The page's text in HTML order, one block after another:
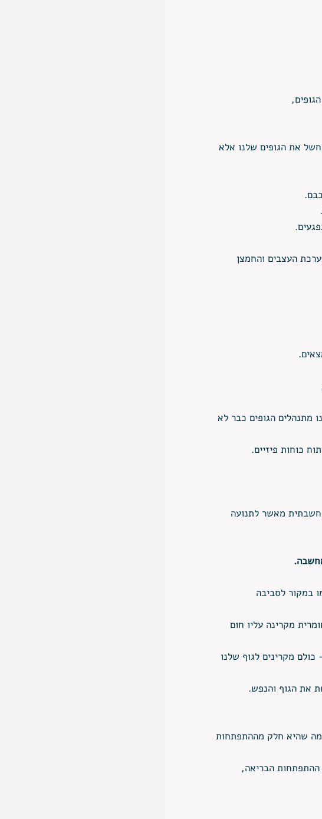
את הגופים שלנו אלא
העצבים והחמצן
מתנהלים הגופים כבר לא
כוחות פיזיים.
מאשר לתנועה
במקור לסביבה
מקרינה עליו חום
מקרינים לגוף שלנו
את הגוף והנפש.
שהיא חלק מההתפתחות
ההתפתחות הבריאה,